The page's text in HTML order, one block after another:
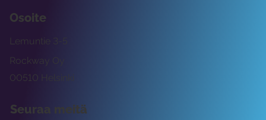
Osoite
Rockway Oy
Lemuntie 3-5
00510 Helsinki
Seuraa meitä